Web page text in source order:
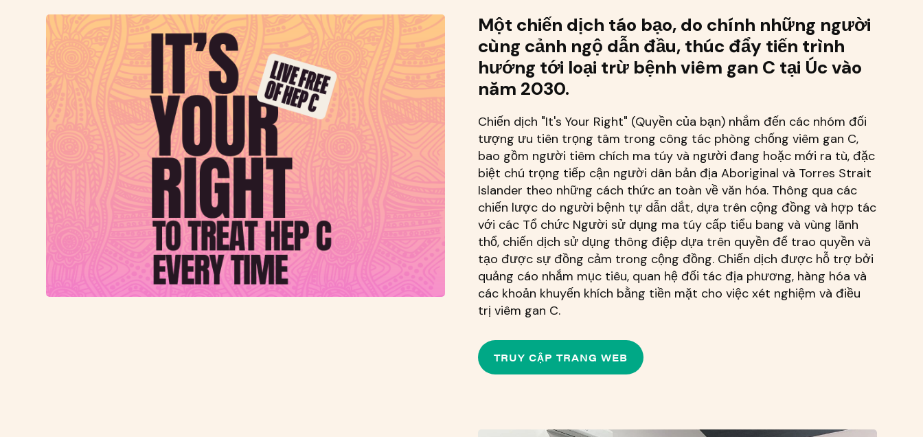
Một chiến dịch táo bạo, do chính những người
cùng cảnh ngộ dẫn đầu, thúc đẩy tiến trình
hướng tới loại trừ bệnh viêm gan C tại Úc vào
năm 2030.
Chiến dịch "It's Your Right" (Quyền của bạn) nhắm đến các nhóm đối
tượng ưu tiên trọng tâm trong công tác phòng chống viêm gan C,
bao gồm người tiêm chích ma túy và người đang hoặc mới ra tù, đặc
biệt chú trọng tiếp cận người dân bản địa Aboriginal và Torres Strait
Islander theo những cách thức an toàn về văn hóa. Thông qua các
chiến lược do người bệnh tự dẫn dắt, dựa trên cộng đồng và hợp tác
với các Tổ chức Người sử dụng ma túy cấp tiểu bang và vùng lãnh
thổ, chiến dịch sử dụng thông điệp dựa trên quyền để trao quyền và
tạo được sự đồng cảm trong cộng đồng. Chiến dịch được hỗ trợ bởi
quảng cáo nhắm mục tiêu, quan hệ đối tác địa phương, hàng hóa và
các khoản khuyến khích bằng tiền mặt cho việc xét nghiệm và điều
trị viêm gan C.
TRUY CẬP TRANG WEB